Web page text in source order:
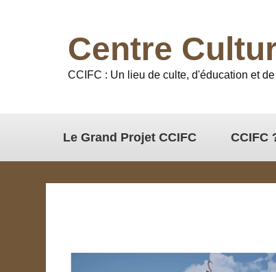
Centre
CCIFC : Un lieu de culte, d'éducation et
Le Grand Projet CCIFC CCIFC